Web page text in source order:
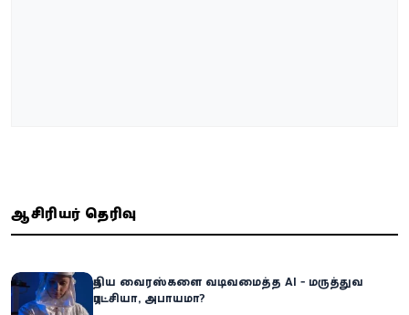
ஆசிரியர் தெரிவு
புதிய வைரஸ்களை வடிவமைத்த AI - மருத்துவ
புரட்சியா, அபாயமா?